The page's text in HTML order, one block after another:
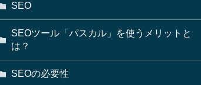
SEO
SEOツール「パスカル」を使うメリットと
は？
SEOの必要性